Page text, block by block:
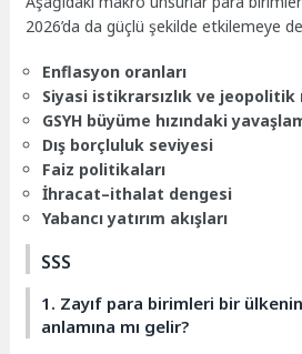
2026’da da güçlü şekilde etkilemeye
Enflasyon oranları
Siyasi istikrarsızlık ve
GSYH büyüme hızındaki
Dış borçluluk seviyesi
Faiz politikaları
İhracat–ithalat dengesi
Yabancı yatırım akışları
SSS
1. Zayıf para birimleri bir
anlamına mı gelir?